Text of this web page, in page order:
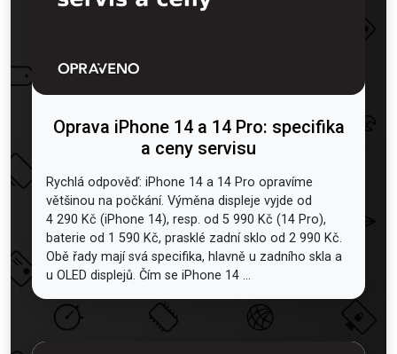
Oprava iPhone 14 a 14 Pro: specifika
a ceny servisu
Rychlá odpověď: iPhone 14 a 14 Pro opravíme
většinou na počkání. Výměna displeje vyjde od
4 290 Kč (iPhone 14), resp. od 5 990 Kč (14 Pro),
baterie od 1 590 Kč, prasklé zadní sklo od 2 990 Kč.
Obě řady mají svá specifika, hlavně u zadního skla a
u OLED displejů. Čím se iPhone 14 ...